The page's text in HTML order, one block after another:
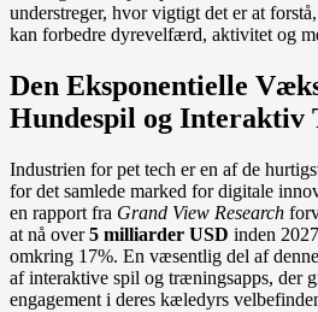
understreger, hvor vigtigt det er at
kan forbedre dyrevelfærd, aktivitet og
Den Eksponentielle
Hundespil og Interaktiv
Industrien for pet tech er en af de
for det samlede marked for digitale
en rapport fra Grand View Research
at nå over5 milliarder USD inden
omkring 17%. En væsentlig del af
af interaktive spil og træningsapps, der
engagement i deres kæledyrs